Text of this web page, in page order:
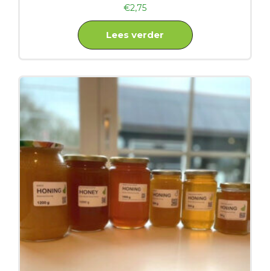
€2,75
Lees verder